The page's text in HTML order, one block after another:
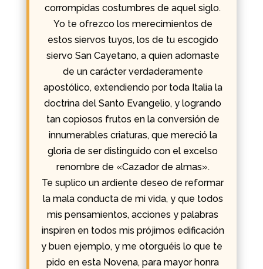
corrompidas costumbres de aquel siglo.
Yo te ofrezco los merecimientos de
estos siervos tuyos, los de tu escogido
siervo San Cayetano, a quien adornaste
de un carácter verdaderamente
apostólico, extendiendo por toda Italia la
doctrina del Santo Evangelio, y logrando
tan copiosos frutos en la conversión de
innumerables criaturas, que mereció la
gloria de ser distinguido con el excelso
renombre de «Cazador de almas».
Te suplico un ardiente deseo de reformar
la mala conducta de mi vida, y que todos
mis pensamientos, acciones y palabras
inspiren en todos mis prójimos edificación
y buen ejemplo, y me otorguéis lo que te
pido en esta Novena, para mayor honra